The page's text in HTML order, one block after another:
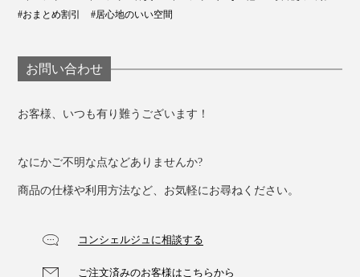
#おまとめ割引
#居心地のいい空間
お問い合わせ
お客様、いつも有り難うございます！
なにかご不明な点などありませんか?
商品の仕様や利用方法など、お気軽にお尋ねください。
コンシェルジュに相談する
ご注文済みのお客様はこちらから